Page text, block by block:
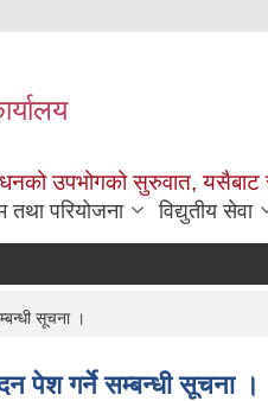
उपभोगको सुरुवात, यसैबाट
तथा परियोजना विद्युतीय सेवा
सूचना ।
पेश गर्ने सम्बन्धी सूचना ।